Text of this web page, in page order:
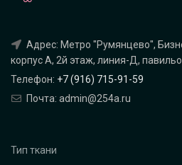
Адрес: Метро "Румянцево",
корпус А, 2й этаж, линия-Д,
Телефон: +7 (916) 715-91-59
Почта: admin@254a.ru
Тип ткани